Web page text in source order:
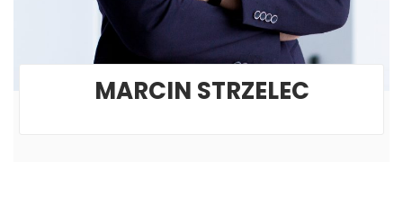
MARCIN STRZELEC